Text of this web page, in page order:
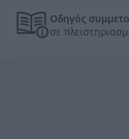
Οδηγός
σε